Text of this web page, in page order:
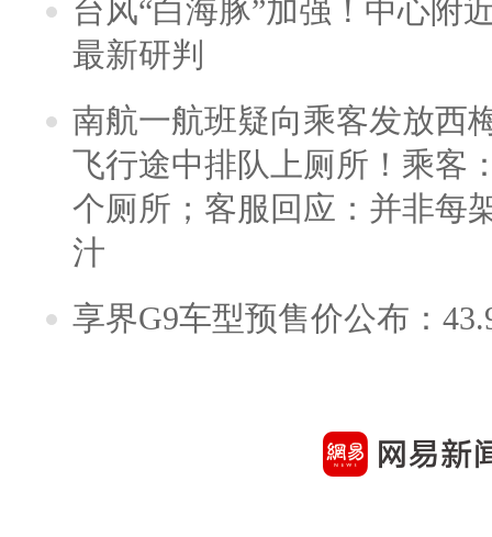
台风“白海豚”加强！中心附
最新研判
南航一航班疑向乘客发放西
飞行途中排队上厕所！乘客
个厕所；客服回应：并非每
汁
享界G9车型预售价公布：